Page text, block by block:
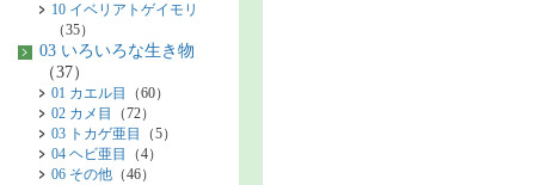
10 イベリアトゲイモリ
（35）
03 いろいろな生き物
（37）
01 カエル目
（60）
02 カメ目
（72）
03 トカゲ亜目
（5）
04 ヘビ亜目
（4）
06 その他 （46）